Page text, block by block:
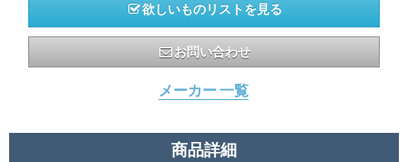
欲しいものリストを見る
お問い合わせ
メーカー 一覧
商品詳細